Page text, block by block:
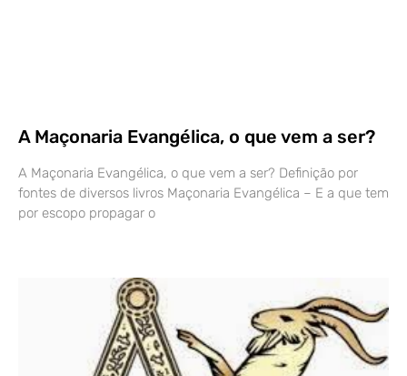
A Maçonaria Evangélica, o que vem a ser?
A Maçonaria Evangélica, o que vem a ser? Definição por
fontes de diversos livros Maçonaria Evangélica – E a que tem
por escopo propagar o